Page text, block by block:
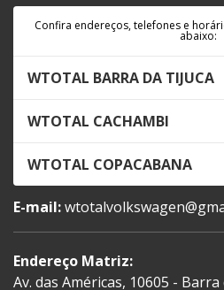
Confira endereços, telefones e
abaixo:
WTOTAL BARRA DA TIJUCA
WTOTAL CACHAMBI
WTOTAL COPACABANA
E-mail:
Endereço Matriz:
Av. das Américas, 10605 -